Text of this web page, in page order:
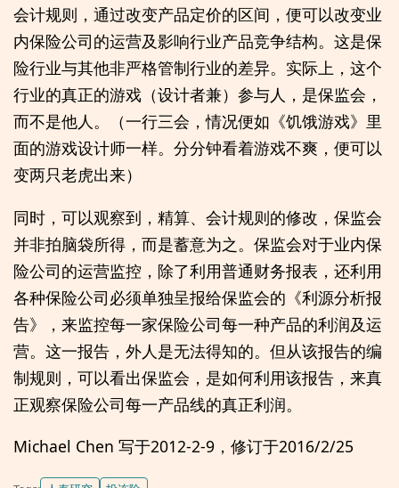
会计规则，通过改变产品定价的区间，便可以改变业
内保险公司的运营及影响行业产品竞争结构。这是保
险行业与其他非严格管制行业的差异。实际上，这个
行业的真正的游戏（设计者兼）参与人，是保监会，
而不是他人。（一行三会，情况便如《饥饿游戏》里
面的游戏设计师一样。分分钟看着游戏不爽，便可以
变两只老虎出来）
同时，可以观察到，精算、会计规则的修改，保监会
并非拍脑袋所得，而是蓄意为之。保监会对于业内保
险公司的运营监控，除了利用普通财务报表，还利用
各种保险公司必须单独呈报给保监会的《利源分析报
告》，来监控每一家保险公司每一种产品的利润及运
营。这一报告，外人是无法得知的。但从该报告的编
制规则，可以看出保监会，是如何利用该报告，来真
正观察保险公司每一产品线的真正利润。
Michael Chen 写于2012-2-9，修订于2016/2/25